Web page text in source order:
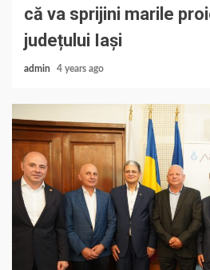
că va sprijini marile
județului Iași
admin 4 years ago